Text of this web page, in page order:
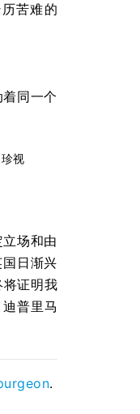
苦难的
同一个
视
场和由
日渐兴
将证明我
迪普里马
.